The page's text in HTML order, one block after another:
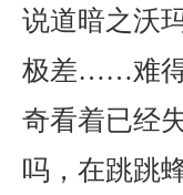
说道暗之沃
极差……难得
奇看着已经
吗，在跳跳